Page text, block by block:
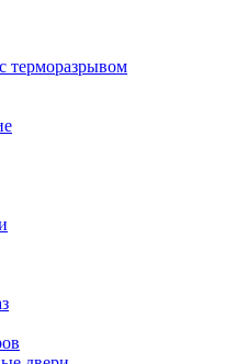
терморазрывом